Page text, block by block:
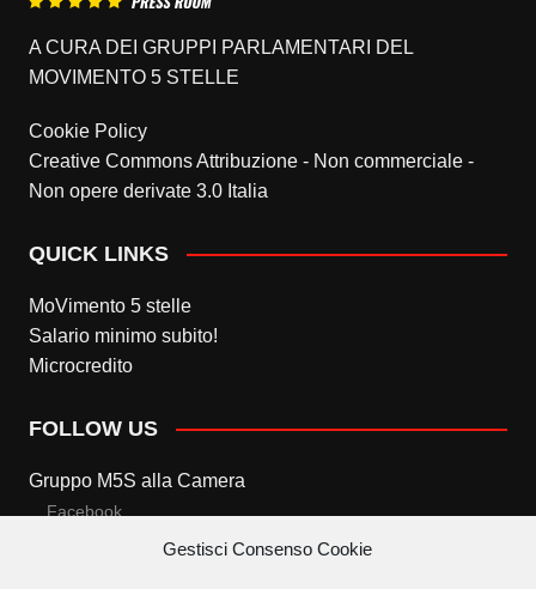
Gestisci Consenso Cookie
A CURA DEI GRUPPI PARLAMENTARI DEL
MOVIMENTO 5 STELLE
Cookie Policy
Creative Commons Attribuzione - Non commerciale -
Non opere derivate 3.0 Italia
QUICK LINKS
MoVimento 5 stelle
Salario minimo subito!
Microcredito
FOLLOW US
Gruppo M5S alla Camera
Facebook